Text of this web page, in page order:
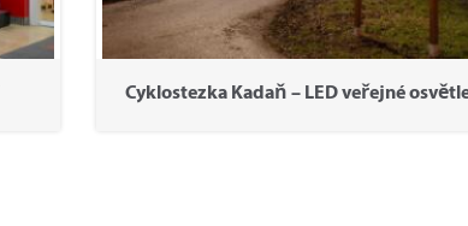
Cyklostezka Kadaň – LED veřejné